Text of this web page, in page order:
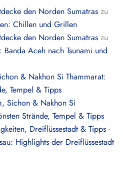
den Norden Sumatras zu
Chillen und Grillen
den Norden Sumatras zu
Aceh nach Tsunami und
& Nakhon Si Thammarat:
Tempel & Tipps
Sichon & Nakhon Si
Strände, Tempel & Tipps
Dreiflüssestadt & Tipps -
Highlights der Dreiflüssestadt